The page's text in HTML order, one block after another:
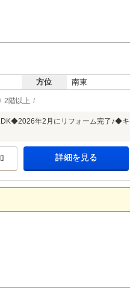
方位 南東
2階以上
年2月にリフォーム完了♪◆キ
詳細を見る